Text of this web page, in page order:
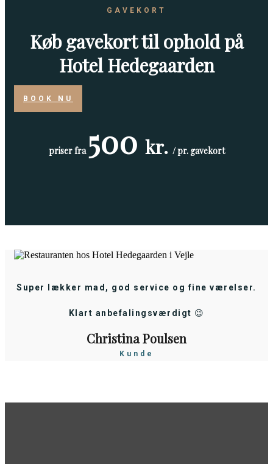
GAVEKORT
Køb gavekort til ophold på
Hotel Hedegaarden
BOOK NU
priser fra 500 kr. / pr. gavekort
Super lækker mad, god service og fine værelser.
Klart anbefalingsværdigt 😉
Christina Poulsen
Kunde